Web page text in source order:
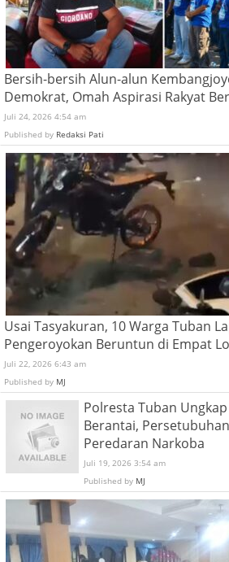
Bersih-bersih Alun-alun
Demokrat, Omah Aspirasi Rakyat
Juli 24, 2026 4:54 am
Published by Redaksi Pati
Usai Tasyakuran, 10 Warga Tuban
Pengeroyokan Beruntun di Empat
Juli 22, 2026 6:43 am
Published by MJ
Polresta Tuban
Berantai,
Peredaran Narkoba
Juli 19, 2026 3:54 am
Published by MJ